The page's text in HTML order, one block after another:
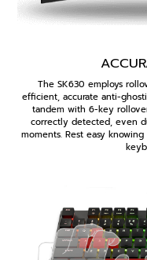
The SK630 employs
efficient, accurate anti-
tandem with 6-key
correctly detected, even
moments. Rest easy